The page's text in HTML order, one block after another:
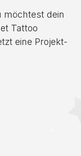
möchtest dein
Tattoo
eine Projekt-